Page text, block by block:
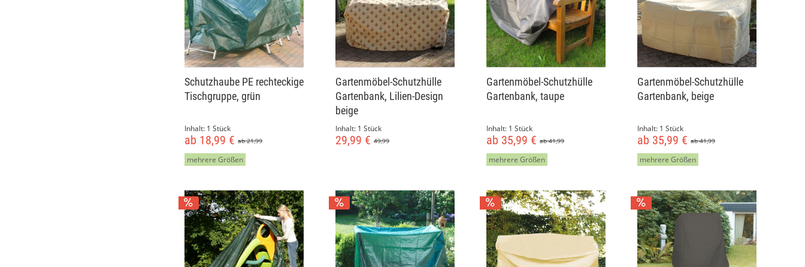
Schutzhaube PE rechteckige
Tischgruppe, grün
Inhalt: 1 Stück
ab 21,99
ab 18,99 €
mehrere Größen
Gartenmöbel-Schutzhülle
Gartenbank, Lilien-Design
beige
Inhalt: 1 Stück
49,99
29,99 €
Gartenmöbel-Schutzhülle
Gartenbank, taupe
Inhalt: 1 Stück
ab 41,99
ab 35,99 €
mehrere Größen
Gartenmöbel-Schutzhülle
Gartenbank, beige
Inhalt: 1 Stück
ab 41,99
ab 35,99 €
mehrere Größen